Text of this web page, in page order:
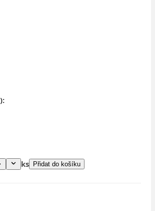
ks Přidat do košíku